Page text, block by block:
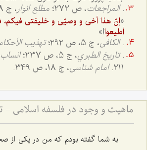
.المراجعات، ص 272؛ مطلع انوار، ج 8، ص 203:
«إنّ هذا أخی و وصیّی و خلیفتی فیکم،
أطیعوا!»
.الکافی، ج 5، ص ۲۹۲؛ تهذیب
.تاريخ الطبري، ج 5، ص 237؛
211. امام شناسی، ج 18، ص 349.
به شما گفته بودم که من در یکی از